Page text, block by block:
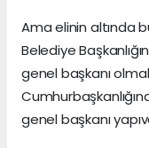
Ama elinin altında
Belediye
genel başkanı
genel başkanı